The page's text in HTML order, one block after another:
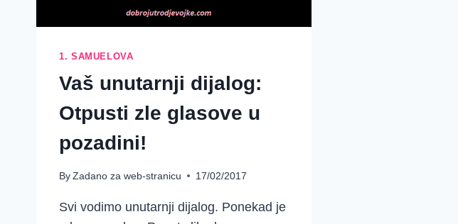
1. SAMUELOVA
Vaš unutarnji dijalog:
Otpusti zle glasove u
pozadini!
ByZadano za web-stranicu 17/02/2017
Svi vodimo unutarnji dijalog. Ponekad je